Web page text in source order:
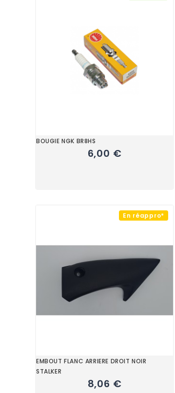
BOUGIE NGK BR8HS
6,00 €
En réappro*
EMBOUT FLANC ARRIERE DROIT NOIR
STALKER
8,06 €